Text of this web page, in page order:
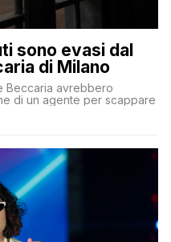
sono evasi dal
di Milano
Beccaria avrebbero
di un agente per scappare